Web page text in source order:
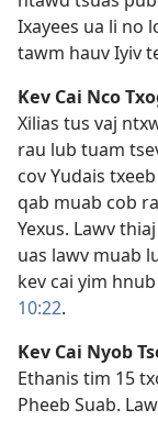
Ixayees ua li no
tawm hauv Iyiv
Kev Cai Nco
Xilias tus vaj
rau lub tuam
cov Yudais
qab muab cob
Yexus. Lawv
uas lawv muab
kev cai yim
10:22.
Kev Cai Nyob
Ethanis tim 15
Pheeb Suab.